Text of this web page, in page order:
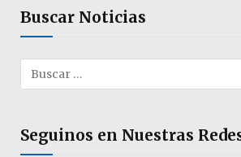
Buscar Noticias
Seguinos en Nuestras